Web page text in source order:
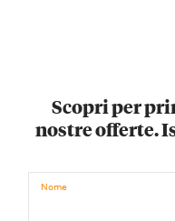
Scopri per
nostre offerte.
Nome